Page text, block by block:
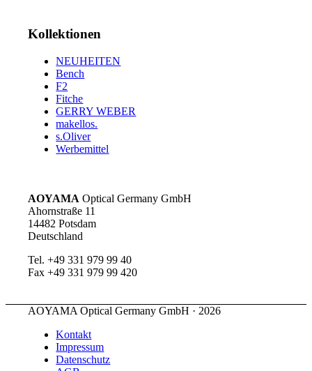
Kollektionen
NEUHEITEN
Bench
F2
Fitche
GERRY WEBER
makellos.
s.Oliver
Werbemittel
AOYAMA Optical Germany GmbH
Ahornstraße 11
14482 Potsdam
Deutschland
Tel. +49 331 979 99 40
Fax +49 331 979 99 420
AOYAMA Optical Germany GmbH · 2026
Kontakt
Impressum
Datenschutz